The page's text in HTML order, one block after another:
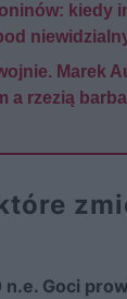
kiedy
Marek
a rzezią
n.e. Goci